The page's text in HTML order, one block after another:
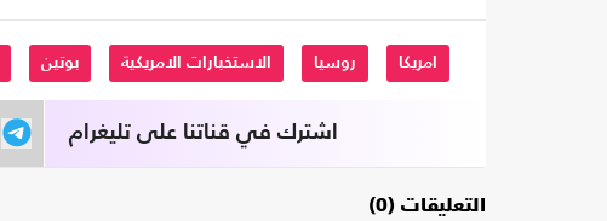
امريكا روسيا الاستخبارات الامريكية بوتين
اشترك في قناتنا على تليغرام
التعليقات (0)